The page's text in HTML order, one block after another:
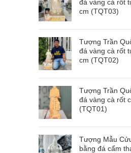
đá vàng cà rốt
cm (TQT03)
Tượng Trần
đá vàng cà rốt
cm (TQT02)
Tượng Trần
đá vàng cà rốt
(TQT01)
Tượng Mẫu
bằng đá cẩm